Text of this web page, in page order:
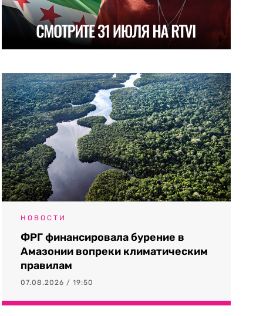
НОВОСТИ
ФРГ финансировала бурение в
Амазонии вопреки климатическим
правилам
07.08.2026 / 19:50